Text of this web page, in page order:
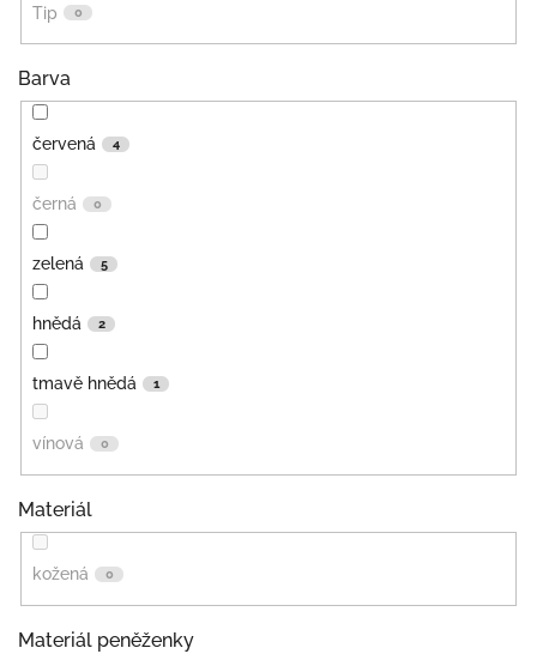
Tip 0
Barva
červená 4
černá 0
zelená 5
hnědá 2
tmavě hnědá 1
vínová 0
Materiál
kožená 0
Materiál peněženky